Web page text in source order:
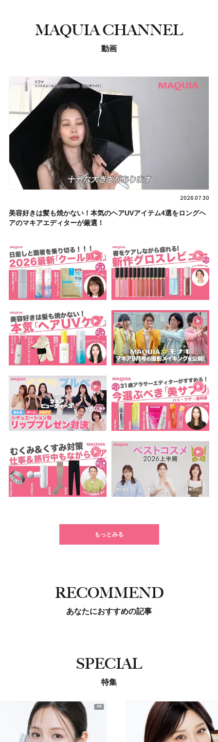
MAQUIA CHANNEL
動画
2026.07.30
美容好きは髪も焼かない！本気のヘアUVアイテム4選をロングヘ
アのマキアエディターが厳選！
もっとみる
RECOMMEND
あなたにおすすめの記事
SPECIAL
特集